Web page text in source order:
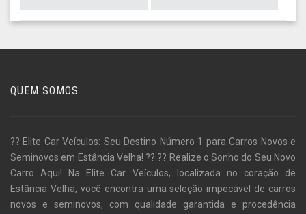
QUEM SOMOS
?? Elite Car Veículos: Seu Destino Número 1 para Carros Novos e
Seminovos em Estância Velha! ?? ?? Realize o Sonho do Seu Novo
Carro Aqui! Na Elite Car Veículos, localizada no coração de
Estância Velha, você encontra uma seleção impecável de carros
novos e seminovos, com qualidade garantida e procedência